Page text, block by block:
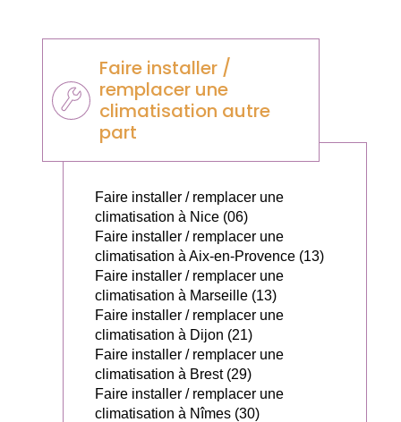
Faire installer /
remplacer une
climatisation autre
part
Faire installer / remplacer une
climatisation à Nice (06)
Faire installer / remplacer une
climatisation à Aix-en-Provence (13)
Faire installer / remplacer une
climatisation à Marseille (13)
Faire installer / remplacer une
climatisation à Dijon (21)
Faire installer / remplacer une
climatisation à Brest (29)
Faire installer / remplacer une
climatisation à Nîmes (30)